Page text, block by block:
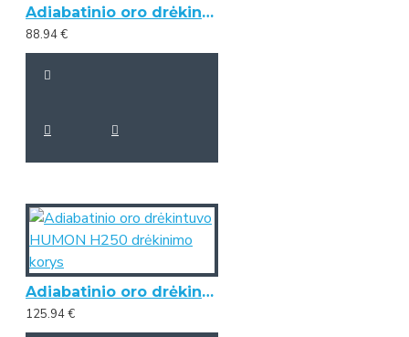
Adiabatinio oro drėkintuvo HUMON H200, HV200 drėkinimo korys
88.94 €
Adiabatinio oro drėkintuvo HUMON H250 drėkinimo korys
125.94 €